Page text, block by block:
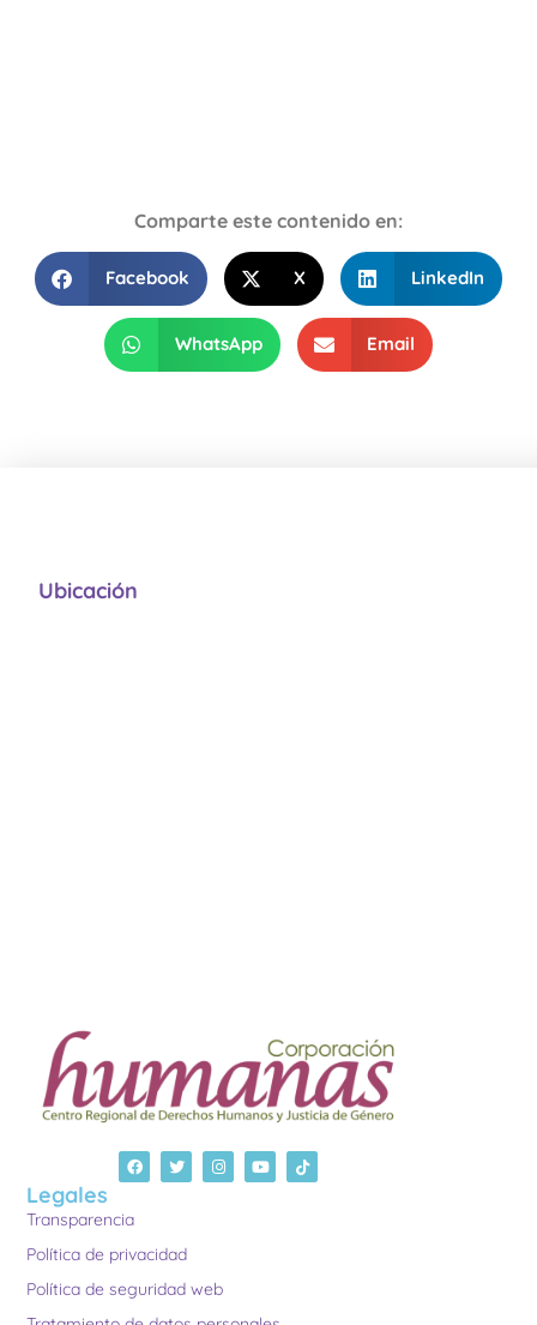
Comparte este contenido en:
Facebook X LinkedIn
WhatsApp Email
Legales
Transparencia
Política de privacidad
Política de seguridad web
Ubicación